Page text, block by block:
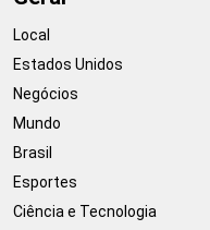
Local
Estados Unidos
Negócios
Mundo
Brasil
Esportes
Ciência e Tecnologia